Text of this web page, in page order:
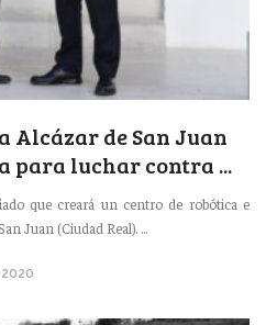
Alcázar de San Juan
para luchar contra ...
que creará un centro de robótica e
Juan (Ciudad Real). ...